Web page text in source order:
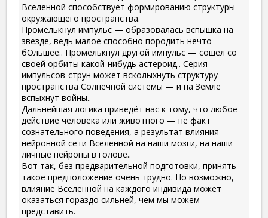
Вселенной способствует формированию структуры
окружающего пространства.
Промелькнул импульс — образовалась вспышка на
звезде, ведь малое способно породить нечто
бОльшее.. Промелькнул другой импульс — сошёл со
своей орбиты какой-нибудь астероид.. Серия
импульсов-струн может всколыхнуть структуру
пространства Солнечной системы — и на Земле
вспыхнут войны..
Дальнейшая логика приведёт нас к тому, что любое
действие человека или животного — не факт
сознательного поведения, а результат влияния
нейронной сети Вселенной на наши мозги, на наши
личные нейроны в голове..
Вот так, без предварительной подготовки, принять
такое предположение очень трудно. Но возможно,
влияние Вселенной на каждого индивида может
оказаться гораздо сильней, чем мы можем
представить.